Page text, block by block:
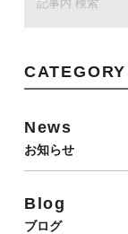
CATEGORY
News
お知らせ
Blog
ブログ